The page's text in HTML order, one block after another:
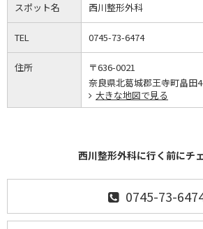
スポット名 西川整形外科
TEL 0745-73-6474
住所
〒636-0021
奈良県北葛城郡王寺町畠田
大きな地図で見る
西川整形外科に行く前にチ
0745-73-